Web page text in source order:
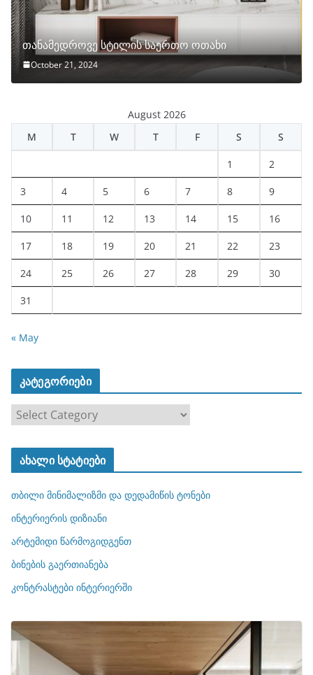
თანამედროვე სტილის საერთო ოთახი
October 21, 2024
August 2026
M
T W T F S S
1 2
3 4 5 6 7 8 9
10 11 12 13 14 15 16
17 18 19 20 21 22 23
24 25 26 27 28 29 30
31
« May
კატეგორიები
ა
ტ
ო
რ
ბ
ი
ახალი სტატიები
თბილი მინიმალიზმი და დედამიწის ტონები
ინტერიერის დიზიანი
არტემიდი წარმოგიდგენთ
ბინების გაერთიანება
კონტრასტები ინტერიერში